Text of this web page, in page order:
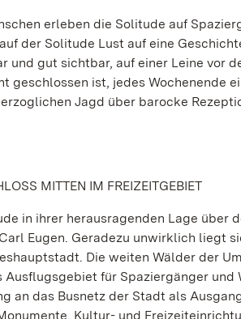
erleben die Solitude auf
der Solitude Lust auf eine
und gut sichtbar, auf einer Leine vor
geschlossen ist, jedes Wochenende
Jagd über barocke
MITTEN IM FREIZEITGEBIET
in ihrer herausragenden Lage
Eugen. Geradezu unwirklich liegt
Die weiten Wälder der
Ausflugsgebiet für Spaziergänger und
an das Busnetz der Stadt als
Kultur- und